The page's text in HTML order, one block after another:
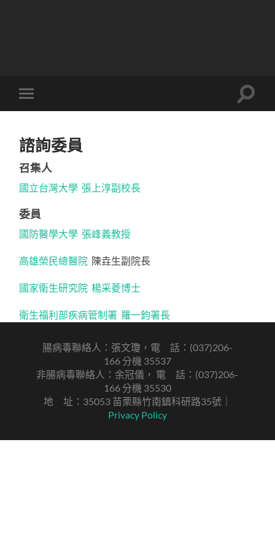
Toggle
mobile
Toggle
諮詢委員
召集人
國立台灣大學 張上淳副校長
委員
國防醫學大學 張峰義教授
高雄榮民總醫院 陳垚生副院長
國家衛生研究院 楊采菱博士
衛生福利部疾病管制署 羅一鈞署長
腸病毒聯絡人：張文瓊，電 話：(037)206-
166 分機 35537
非腸病毒聯絡人：余冠儀， 電 話：(037)206-
166 分機 35530
地 址：35053 苗栗縣竹南鎮科研路35號｜
Privacy Policy